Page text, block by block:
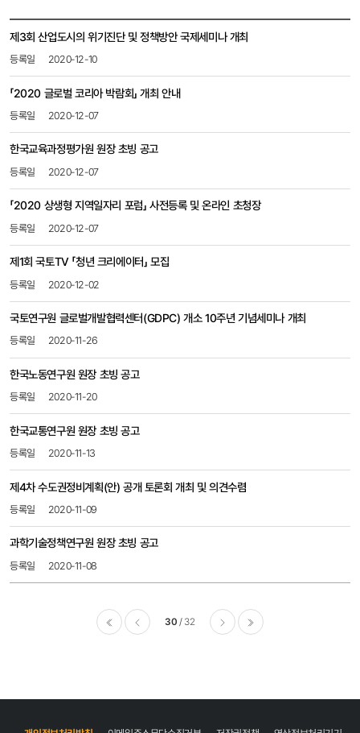
목록
-
번호,
제목,
첨부파일,
조회수
제3회 산업도시의 위기진단 및 정책방안 국제세미나 개최
2020-12-10
「2020 글로벌 코리아 박람회」​​ 개최 안내
2020-12-07
한국교육과정평가원 원장 초빙 공고
2020-12-07
「2020 상생형 지역일자리 포럼」 사전등록 및 온라인 초청장
2020-12-07
제1회 국토TV 「청년 크리에이터」 모집
2020-12-02
국토연구원 글로벌개발협력센터(GDPC) 개소 10주년 기념세미나 개최
2020-11-26
한국노동연구원 원장 초빙 공고
2020-11-20
한국교통연구원 원장 초빙 공고
2020-11-13
제4차 수도권정비계획(안) 공개 토론회 개최 및 의견수렴
2020-11-09
과학기술정책연구원 원장 초빙 공고
2020-11-08
30 32